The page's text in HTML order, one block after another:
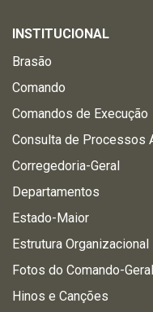
INSTITUCIONAL
Brasão
Comando
Comandos de Execução
Consulta de Processos
Corregedoria-Geral
Departamentos
Estado-Maior
Estrutura Organizacional
Fotos do Comando-Geral
Hinos e Canções